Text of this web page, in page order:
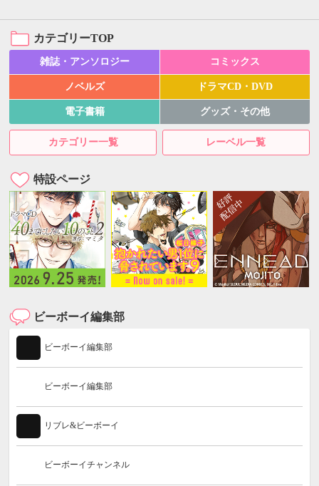
カテゴリーTOP
雑誌・アンソロジー コミックス
ノベルズ ドラマCD・DVD
電子書籍 グッズ・その他
カテゴリー一覧 レーベル一覧
特設ページ
ビーボーイ編集部
ビーボーイ編集部
ビーボーイ編集部
リブレ&ビーボーイ
ビーボーイチャンネル